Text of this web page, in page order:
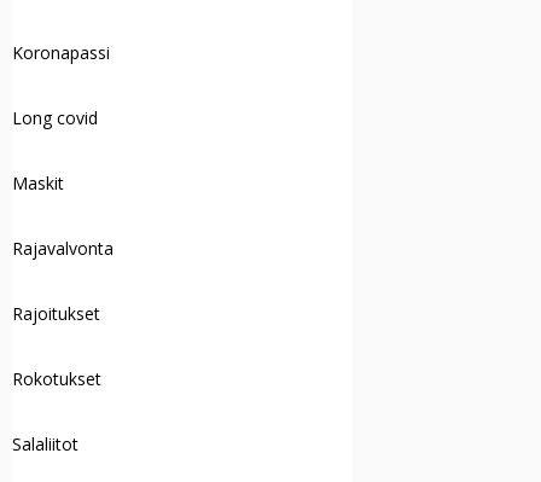
Koronapassi
Long covid
Maskit
Rajavalvonta
Rajoitukset
Rokotukset
Salaliitot